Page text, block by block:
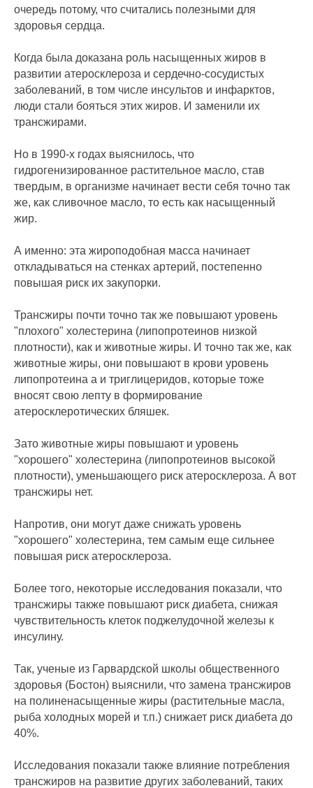
очередь потому, что считались полезными для
здоровья сердца.
Когда была доказана роль насыщенных жиров в
развитии атеросклероза и сердечно-сосудистых
заболеваний, в том числе инсультов и инфарктов,
люди стали бояться этих жиров. И заменили их
трансжирами.
Но в 1990-х годах выяснилось, что
гидрогенизированное растительное масло, став
твердым, в организме начинает вести себя точно так
же, как сливочное масло, то есть как насыщенный
жир.
А именно: эта жироподобная масса начинает
откладываться на стенках артерий, постепенно
повышая риск их закупорки.
Трансжиры почти точно так же повышают уровень
"плохого" холестерина (липопротеинов низкой
плотности), как и животные жиры. И точно так же, как
животные жиры, они повышают в крови уровень
липопротеина а и триглицеридов, которые тоже
вносят свою лепту в формирование
атеросклеротических бляшек.
Зато животные жиры повышают и уровень
"хорошего" холестерина (липопротеинов высокой
плотности), уменьшающего риск атеросклероза. А вот
трансжиры нет.
Напротив, они могут даже снижать уровень
"хорошего" холестерина, тем самым еще сильнее
повышая риск атеросклероза.
Более того, некоторые исследования показали, что
трансжиры также повышают риск диабета, снижая
чувствительность клеток поджелудочной железы к
инсулину.
Так, ученые из Гарвардской школы общественного
здоровья (Бостон) выяснили, что замена трансжиров
на полиненасыщенные жиры (растительные масла,
рыба холодных морей и т.п.) снижает риск диабета до
40%.
Исследования показали также влияние потребления
трансжиров на развитие других заболеваний, таких